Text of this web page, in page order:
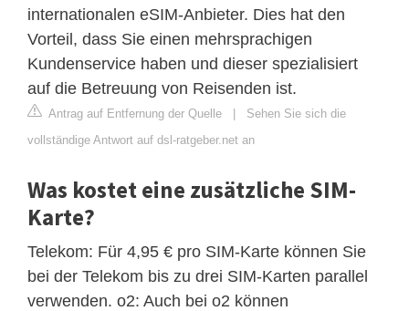
internationalen eSIM-Anbieter. Dies hat den
Vorteil, dass Sie einen mehrsprachigen
Kundenservice haben und dieser spezialisiert
auf die Betreuung von Reisenden ist.
Antrag auf Entfernung der Quelle | Sehen Sie sich die
vollständige Antwort auf dsl-ratgeber.net an
Was kostet eine zusätzliche SIM-
Karte?
Telekom: Für 4,95 € pro SIM-Karte können Sie
bei der Telekom bis zu drei SIM-Karten parallel
verwenden. o2: Auch bei o2 können